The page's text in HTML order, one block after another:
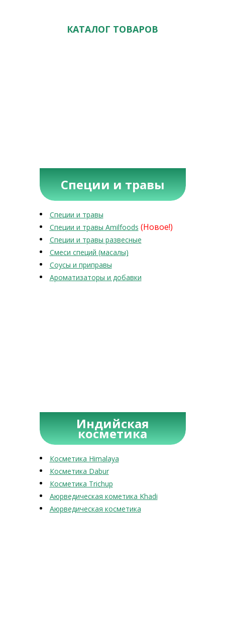
КАТАЛОГ ТОВАРОВ
Специи и травы
Специи и травы
Специи и травы Amilfoods (Новое!)
Специи и травы развесные
Смеси специй (масалы)
Соусы и приправы
Ароматизаторы и добавки
Индийская
косметика
Косметика Himalaya
Косметика Dabur
Косметика Trichup
Аюрведическая кометика Khadi
Аюрведическая косметика